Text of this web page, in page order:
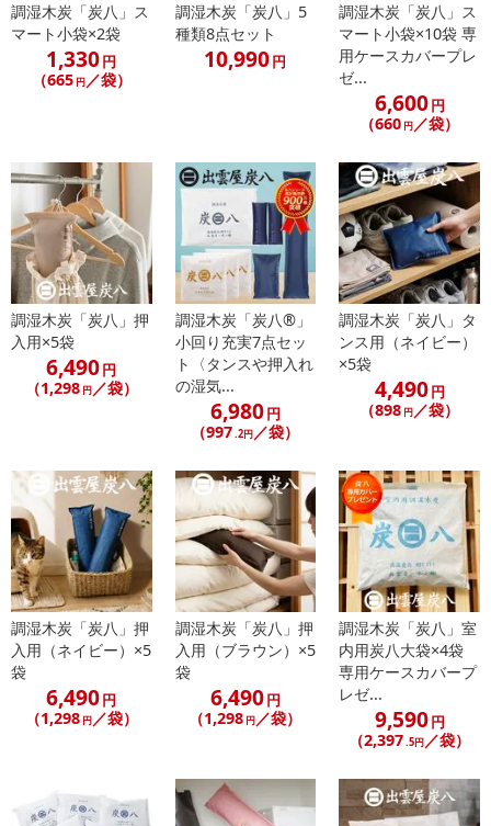
・原産国（最終加工地）：日本
・原材料/材質/素材：木炭（針葉樹）、不織布2重包装（ポリプロピ
レン）
・商品サイズ：12cm×22cm 厚み約5cm
・商品重量：約100g/袋
・注意事項：
※定期的に天日干しをすると効果的です。
※効果は半永久的。電気代／交換不要のエコ商品です。
※水に浸けないで下さい。
※袋(不織布)は破らず、ご使用ください。
※木材は約200℃程度で着火しますが、炭八は約450℃が着火点と
気に近づけないでください。
※本品は食べられません。また炊飯や浄水等調理の過程で食品に
混入させたり、冷蔵庫の中など食品に直接触れる場所でのご使用は
避けてください。
注意事項
【賞味・消費期限のある商品について】
商品到着時点でのお日持ち期間は、配送日数などにより異なります
のでご了承ください。
※お申込み後のキャンセルはお受けできません。
記載されている内容を必ずご確認いただき、お届けする商品セット
調湿木炭「炭八」ス
マート小袋×2袋
1,330円
（665 円／袋）
調湿木炭「炭八」5
種類8点セット
10,990円
調湿木炭「炭八」ス
マート小袋×10袋 専
用ケースカバープレ
ゼ...
6,600円
（660 円／袋）
調湿木炭「炭八」押
入用×5袋
6,490円
（1,298 円／袋）
調湿木炭「炭八®」
小回り充実7点セッ
ト〈タンスや押入れ
の湿気...
6,980円
（997.2円／袋）
調湿木炭「炭八」タ
ンス用（ネイビー）
×5袋
4,490円
（898 円／袋）
調湿木炭「炭八」押
入用（ネイビー）×5
袋
6,490円
（1,298 円／袋）
調湿木炭「炭八」押
入用（ブラウン）×5
袋
6,490円
（1,298 円 ／袋）
調湿木炭「炭八」室
内用炭八大袋×4袋
専用ケースカバープ
レゼ...
9,590円
（2,397 .5円 ／袋）